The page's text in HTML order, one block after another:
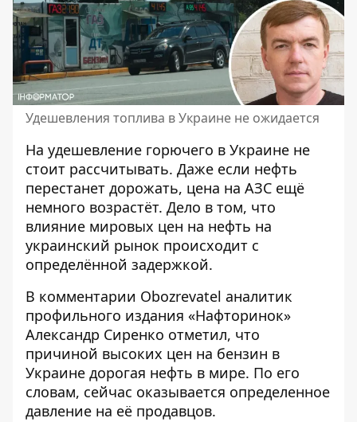
Удешевления топлива в Украине не ожидается
На удешевление горючего в Украине не
стоит рассчитывать. Даже если нефть
перестанет дорожать, цена на АЗС ещё
немного возрастёт. Дело в том, что
влияние мировых цен на нефть на
украинский рынок происходит с
определённой задержкой.
В комментарии Obozrevatel аналитик
профильного издания «Нафторинок»
Александр Сиренко отметил, что
причиной высоких цен на бензин в
Украине дорогая нефть в мире. По его
словам, сейчас оказывается определенное
давление на её продавцов.